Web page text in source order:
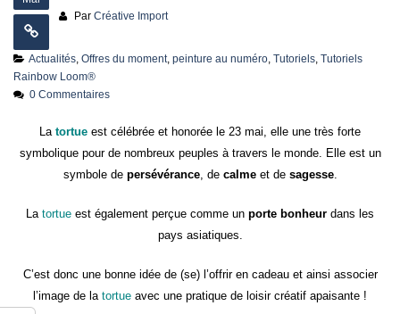
Par Créative Import
Actualités, Offres du moment, peinture au numéro, Tutoriels, Tutoriels
Rainbow Loom®
0 Commentaires
La tortue est célébrée et honorée le 23 mai, elle une très forte
symbolique pour de nombreux peuples à travers le monde. Elle est un
symbole de persévérance, de calmeet de sagesse.
La tortue est également perçue comme un porte bonheur dans les
pays asiatiques.
C’est donc une bonne idée de (se) l’offrir en cadeau et ainsi associer
l’image de la tortue avec une pratique de loisir créatif apaisante !